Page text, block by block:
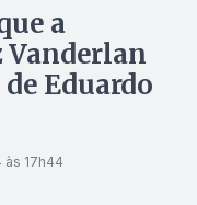
a
Vanderlan
Eduardo
às 17h44